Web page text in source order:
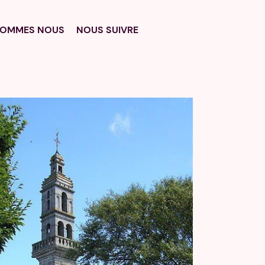
NOUS NOUS SUIVRE